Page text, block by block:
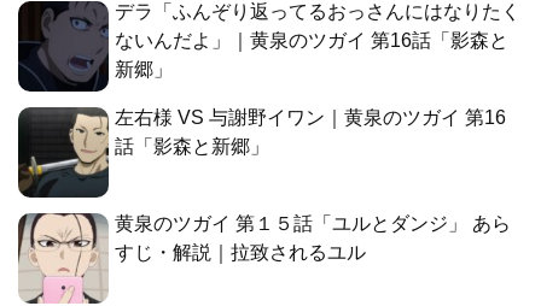
デラ「ふんぞり返ってるおっさんにはなりたく
ないんだよ」｜黄泉のツガイ 第16話「影森と
新郷」
左右様 VS 与謝野イワン｜黄泉のツガイ 第16
話「影森と新郷」
黄泉のツガイ 第１５話「ユルとダンジ」 あら
すじ・解説｜拉致されるユル